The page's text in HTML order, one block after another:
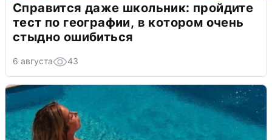
Справится даже школьник: пройдите
тест по географии, в котором очень
стыдно ошибиться
6 августа 43